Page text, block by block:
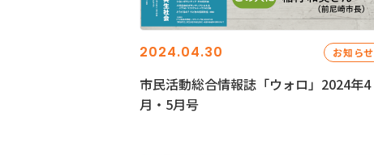
2024.04.30 お知らせ
市民活動総合情報誌「ウォロ」2024年4
月・5月号